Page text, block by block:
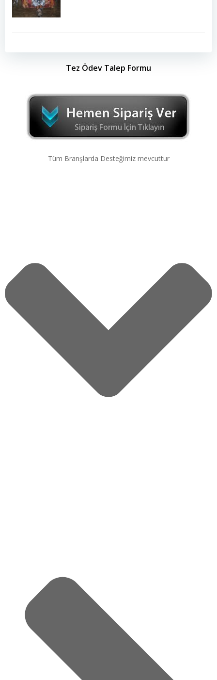
Tez Ödev Talep Formu
Tüm Branşlarda Desteğimiz mevcuttur